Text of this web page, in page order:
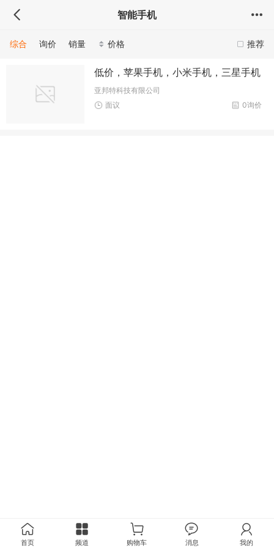
智能手机
推荐
综合 询价 销量 价格
低价，苹果手机，小米手机，三星手机
亚邦特科技有限公司
0询价
面议
首页 频道 购物车 消息 我的